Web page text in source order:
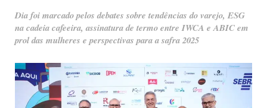
Dia foi marcado pelos debates sobre tendências do varejo, ESG
na cadeia cafeeira, assinatura de termo entre IWCA e ABIC em
prol das mulheres e perspectivas para a safra 2025